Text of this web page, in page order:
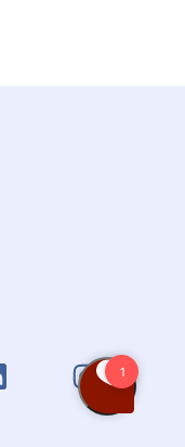
instagram.com